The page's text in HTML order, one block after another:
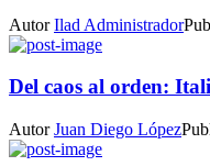
AutorIlad Administrador
Del caos al orden:
AutorJuan Diego López